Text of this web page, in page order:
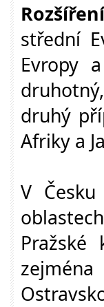
střední
Evropy
druhý
Afriky a
V